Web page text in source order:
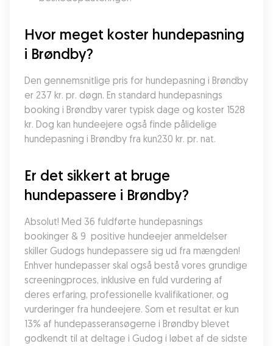
Hvor meget koster hundepasning
i Brøndby?
Den gennemsnitlige pris for hundepasning i Brøndby
er 237 kr. pr. døgn. En standard hundepasnings
booking i Brøndby varer typisk dage og koster 1528
kr. Dog kan hundeejere også finde pålidelige
hundepasning i Brøndby fra kun230 kr. pr. nat.
Er det sikkert at bruge
hundepassere i Brøndby?
Absolut! Med 36 fuldførte hundepasnings
bookinger & 9  positive hundeejer anmeldelser
skiller Gudogs hundepassere sig ud fra mængden!
Enhver hundepasser skal også bestå vores grundige
screeningproces, inklusive en fuld vurdering af
deres erfaring, professionelle kvalifikationer, og
vurderinger fra hundeejere. Som et resultat er kun
13% af hundepasseransøgerne i Brøndby blevet
godkendt til at deltage i Gudog i løbet af de sidste